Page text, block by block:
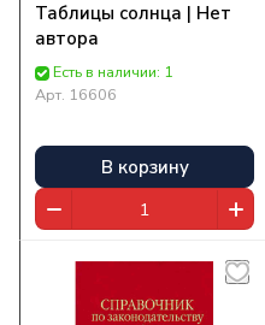
Таблицы солнца | Нет
автора
Есть в наличии: 1
Арт. 16606
В корзину